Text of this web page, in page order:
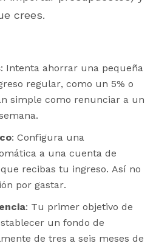
crees.
: Intenta ahorrar una pequeña
regular, como un 5% o
simple como renunciar a un
: Configura una
a una cuenta de
recibas tu ingreso. Así no
por gastar.
: Tu primer objetivo de
un fondo de
de tres a seis meses de